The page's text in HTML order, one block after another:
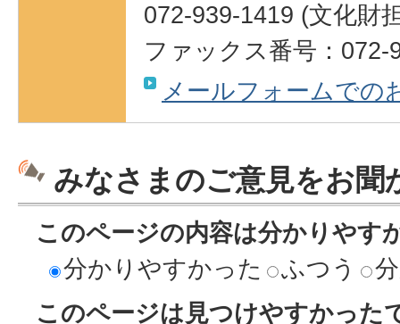
072-939-1419 (文化財
ファックス番号：072-
メールフォームでの
みなさまのご意見をお聞
このページの内容は分かりやす
分かりやすかった
ふつう
このページは見つけやすかった